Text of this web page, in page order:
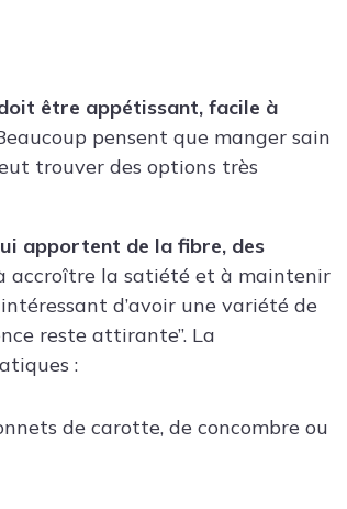
être appétissant, facile à
pensent que manger sain
trouver des options très
apportent de la fibre, des
accroître la satiété et à maintenir
d’avoir une variété de
reste attirante”. La
:
de carotte, de concombre ou